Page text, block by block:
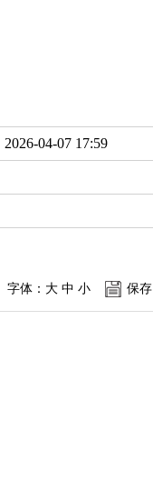
2026-04-07 17:59
保存
字体： 大 中 小